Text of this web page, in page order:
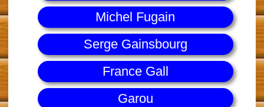
Michel Fugain
Serge Gainsbourg
France Gall
Garou